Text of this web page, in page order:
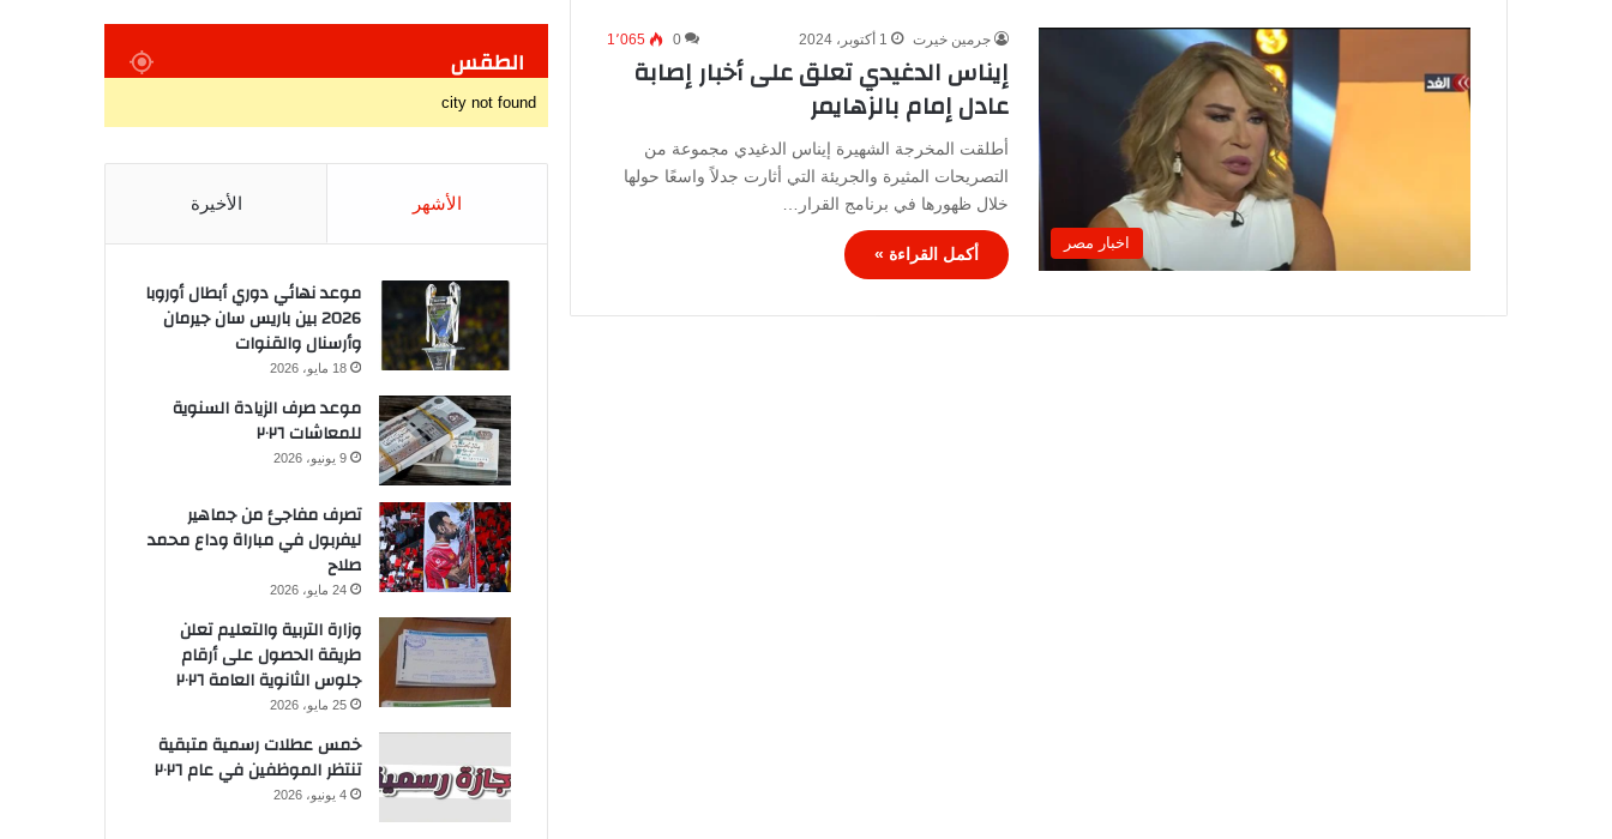
اخبار مصر
جرمين خيرت 1 أكتوبر، 2024 0 1٬065
إيناس الدغيدي تعلق على أخبار إصابة
عادل إمام بالزهايمر
أطلقت المخرجة الشهيرة إيناس الدغيدي مجموعة من
التصريحات المثيرة والجريئة التي أثارت جدلاً واسعًا حولها
خلال ظهورها في برنامج القرار…
أكمل القراءة »
الطقس
city not found
الأشهر الأخيرة
موعد نهائي دوري أبطال أوروبا
2026 بين باريس سان جيرمان
وأرسنال والقنوات
18 مايو، 2026
موعد صرف الزيادة السنوية
للمعاشات ٢٠٢٦
9 يونيو، 2026
تصرف مفاجئ من جماهير
ليفربول في مباراة وداع محمد
صلاح
24 مايو، 2026
وزارة التربية والتعليم تعلن
طريقة الحصول على أرقام
جلوس الثانوية العامة ٢٠٢٦
25 مايو، 2026
خمس عطلات رسمية متبقية
تنتظر الموظفين في عام ٢٠٢٦
4 يونيو، 2026